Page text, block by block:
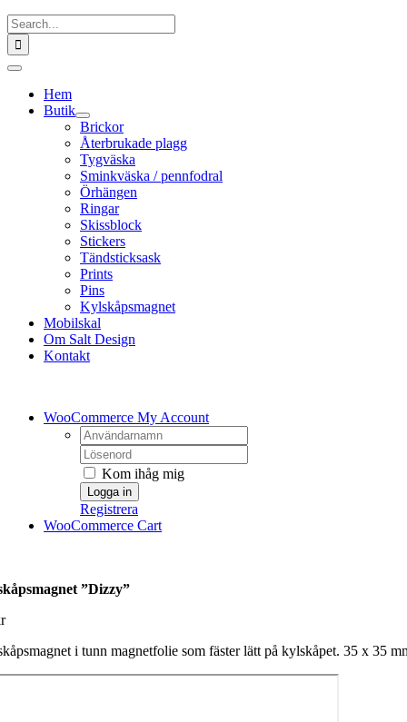
Fortsätt
till
innehållet
Sök
efter:
Toggle
Navigation
Hem
Butik
Brickor
Återbrukade plagg
Tygväska
Sminkväska / pennfodral
Örhängen
Ringar
Skissblock
Stickers
Tändsticksask
Prints
Pins
Kylskåpsmagnet
Mobilskal
Om Salt Design
Kontakt
WooCommerce My Account
Username:
Password:
Kom ihåg mig
Registrera
WooCommerce Cart
”Dizzy”
i tunn magnetfolie som fäster lätt på kylskåpet. 35 x 35